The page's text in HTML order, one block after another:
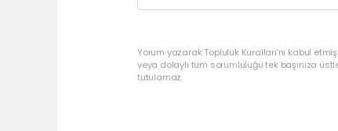
Yorum yazarak Topluluk Kuralları’nı kabul
veya dolaylı tüm sorumluluğu tek başınıza
tutulamaz.